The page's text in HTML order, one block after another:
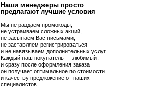
Наши менеджеры просто
предлагают лучшие условия
Мы не раздаем промокоды,
не устраиваем сложных акций,
не засыпаем Вас письмами,
не заставляем регистрироваться
и не навязываем дополнительных услуг.
Каждый наш покупатель — любимый,
и сразу после оформления заказа
он получает оптимальное по стоимости
и качеству предложение от наших
специалистов.